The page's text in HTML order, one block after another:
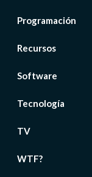
Programación
Recursos
Software
Tecnología
TV
WTF?